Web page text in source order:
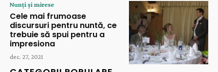
Nunți și mirese
Cele mai frumoase
discursuri pentru nuntă, ce
trebuie să spui pentru a
impresiona
dec. 27, 2021